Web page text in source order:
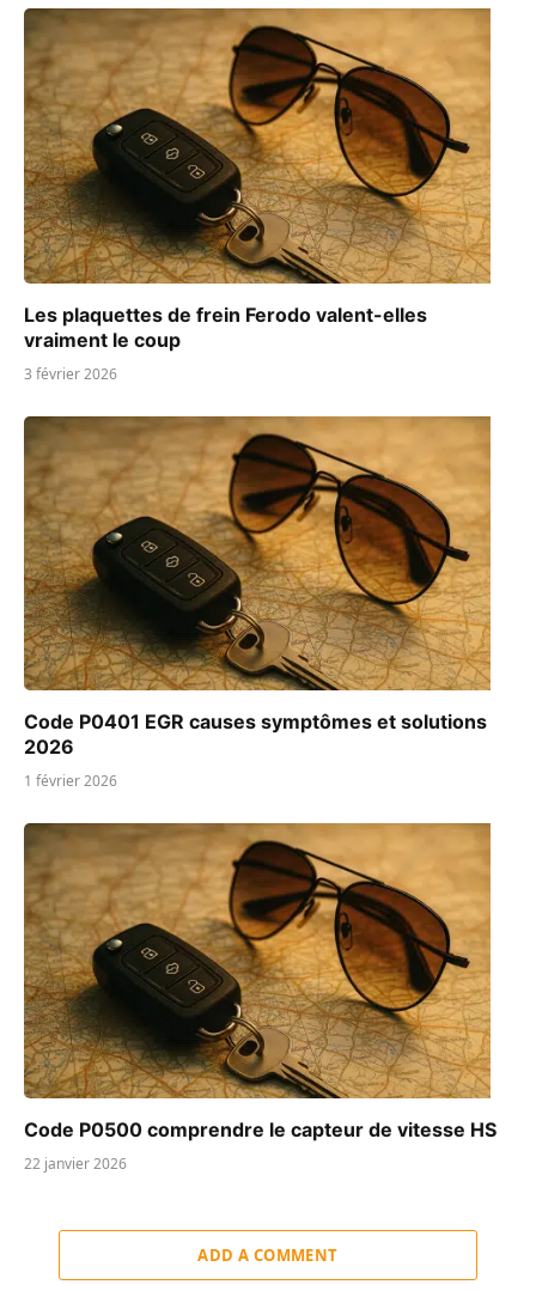
Les plaquettes de frein Ferodo valent-elles
vraiment le coup
3 février 2026
Code P0401 EGR causes symptômes et solutions
2026
1 février 2026
Code P0500 comprendre le capteur de vitesse HS
22 janvier 2026
ADD A COMMENT